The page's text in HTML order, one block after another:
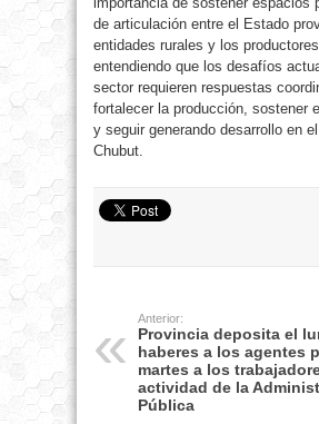
de articulación entre el Estado
entidades rurales y los
entendiendo que los desafíos
sector requieren respuestas
fortalecer la producción, sostener
y seguir generando desarrollo en
Chubut.
Anterior:
Provincia deposita el
haberes a los agentes
martes a los
actividad de la
Pública